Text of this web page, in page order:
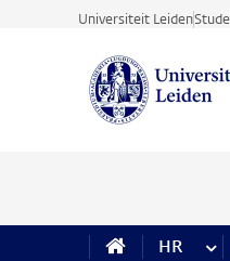
Ga direct naar de inhoud
Universiteit Leiden
HR